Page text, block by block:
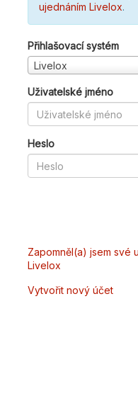
ujednáním Livelox.
Přihlašovací systém
Livelox
Uživatelské jméno
Heslo
Zapomněl(a) jsem své
Livelox
Vytvořit nový účet